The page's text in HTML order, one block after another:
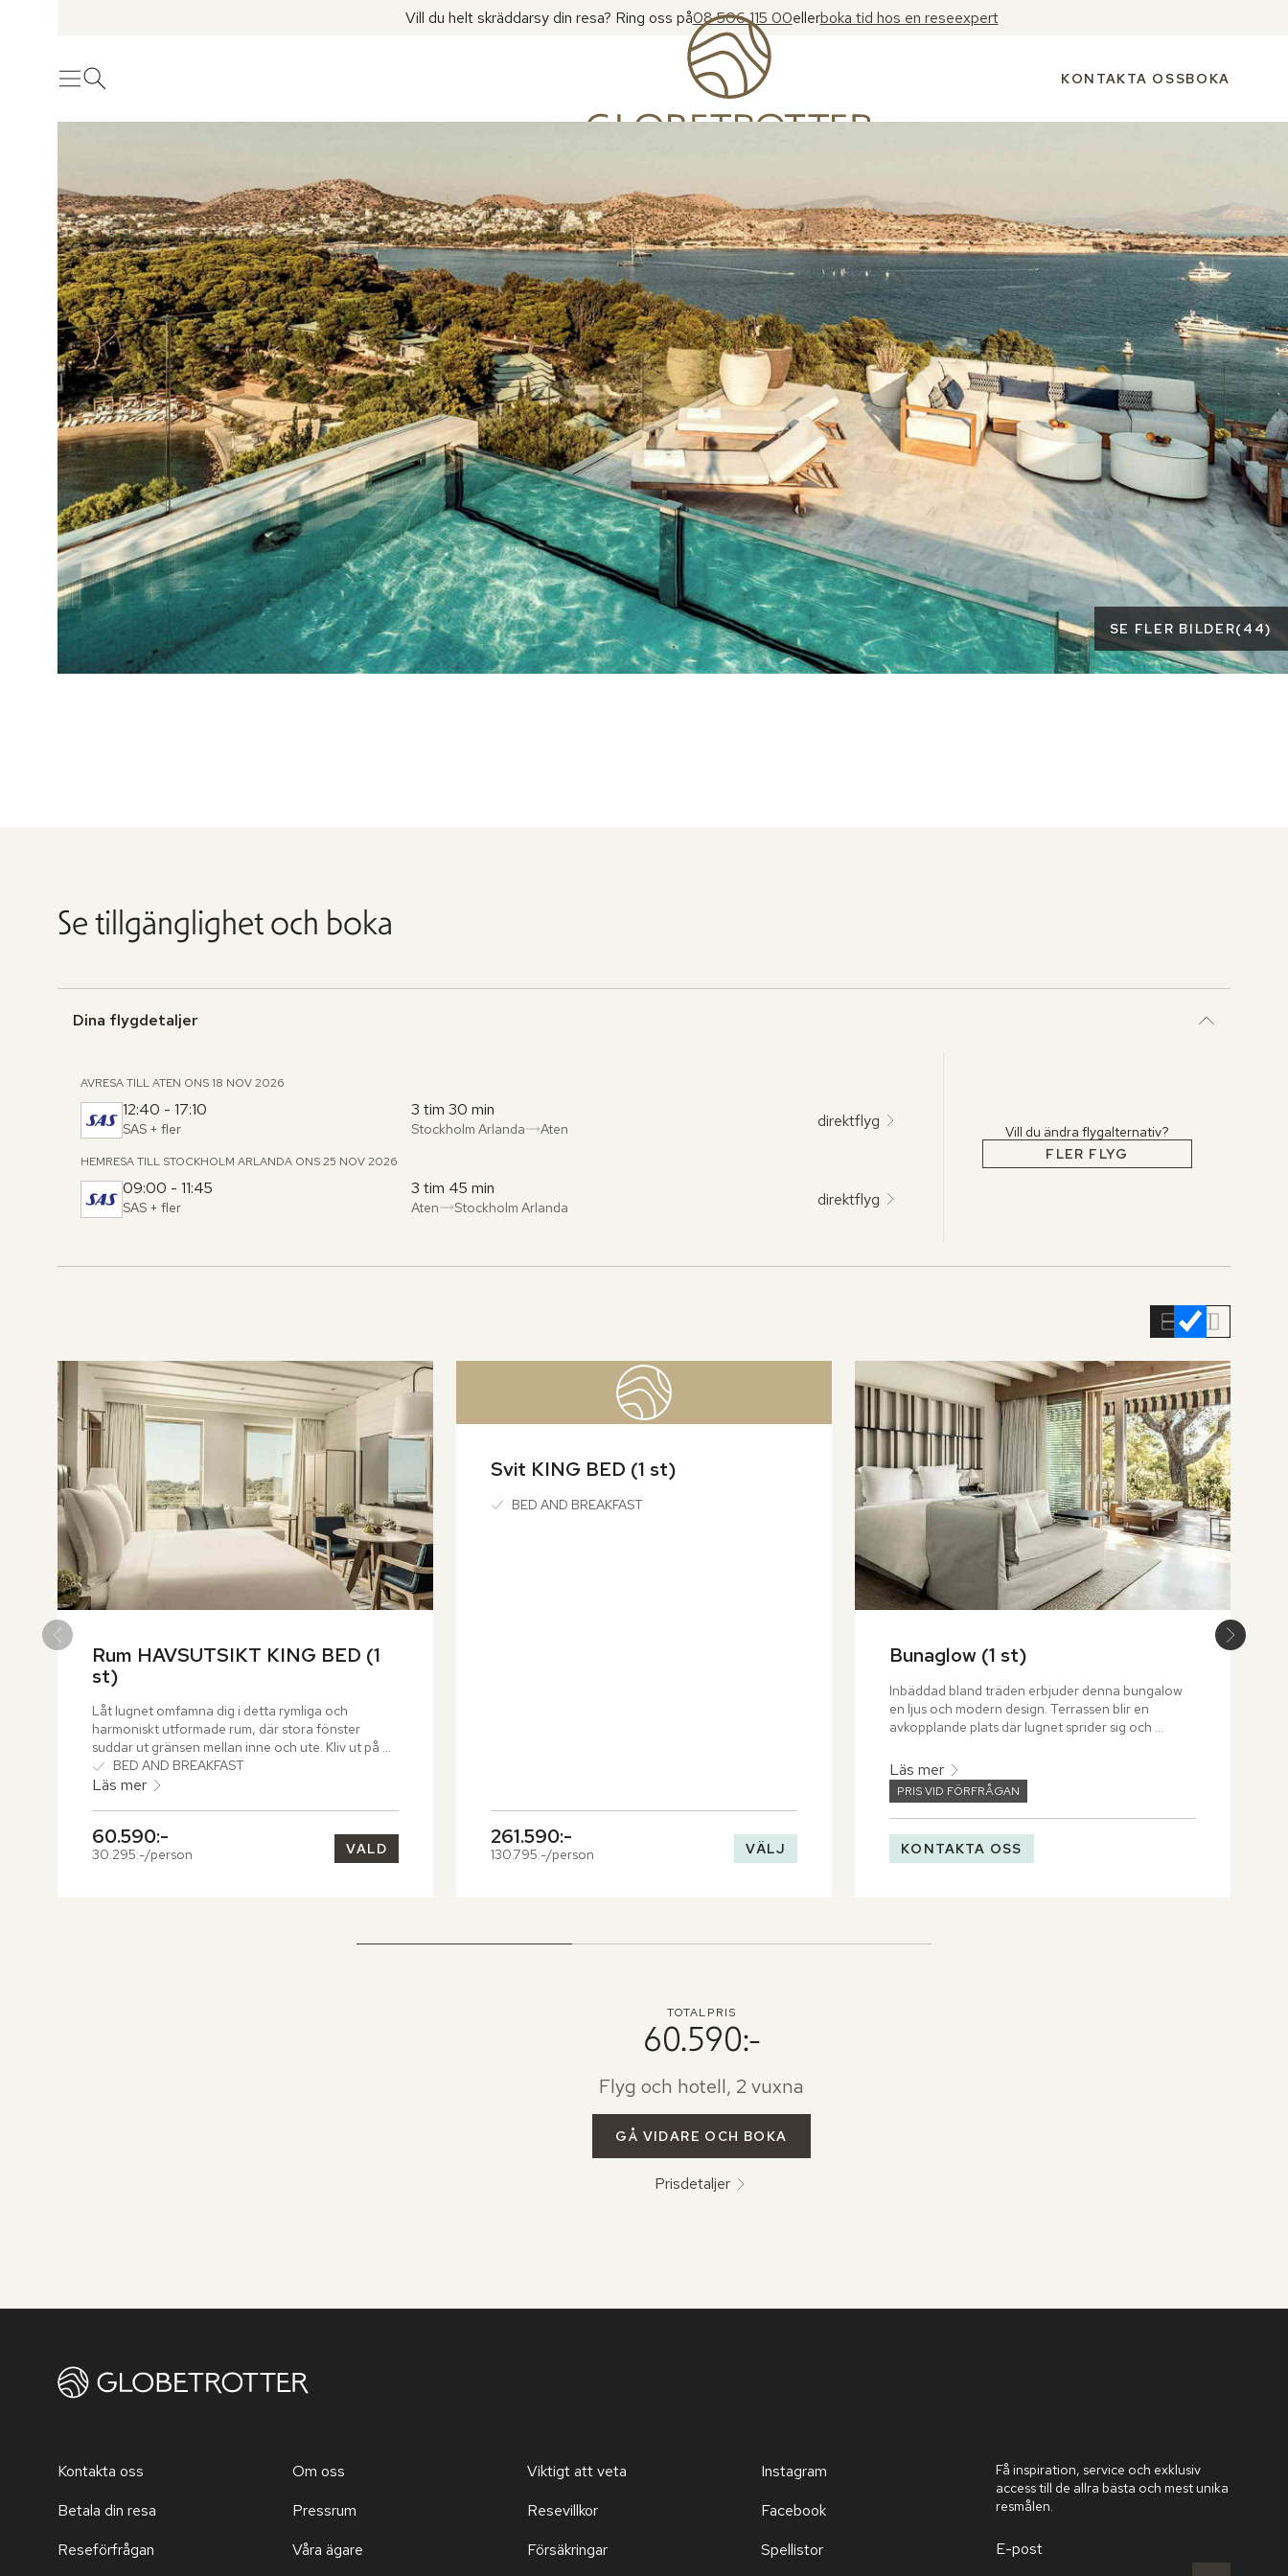
Vill du helt skräddarsy din resa? Ring oss på08 506 115 00ellerboka tid hos en reseexpert
MenyÖppna sök KONTAKTA OSSBOKA
Se fler bilder
SE FLER BILDER( 44)
Se tillgänglighet och boka
Dina flygdetaljer
AVRESA TILL ATEN ONS 18 NOV 2026
12:40 - 17:10
SAS + fler
3 tim 30 min
Från:
Stockholm Arlanda
,till: Aten direktflyg
HEMRESA TILL STOCKHOLM ARLANDA ONS 25 NOV 2026
09:00 - 11:45
SAS + fler
3 tim 45 min
Från:
Aten
,till: Stockholm Arlanda direktflyg
Vill du ändra flygalternativ?
FLER FLYG
Rum HAVSUTSIKT KING BED (1
st)
Låt lugnet omfamna dig i detta rymliga och
harmoniskt utformade rum, där stora fönster
suddar ut gränsen mellan inne och ute. Kliv ut på
den möblerade balkongen eller terrassen och
andas in doften av pinjeskogen medan du beundrar
BED AND BREAKFAST
Läs mer
60.590:-
30.295:-/person VALD
Svit KING BED (1 st)
BED AND BREAKFAST
261.590:-
130.795:-/person VÄLJ
Bunaglow (1 st)
Inbäddad bland träden erbjuder denna bungalow
en ljus och modern design. Terrassen blir en
avkopplande plats där lugnet sprider sig och
Läs mer
PRIS VID FÖRFRÅGAN
KONTAKTA OSS
TOTALPRIS
60.590:-
Flyg och hotell, 2 vuxna
GÅ VIDARE OCH BOKA
Prisdetaljer
Kontakta oss
Betala din resa
Reseförfrågan
Om oss
Pressrum
Våra ägare
Viktigt att veta
Resevillkor
Försäkringar
Instagram
Facebook
Spellistor
Få inspiration, service och exklusiv
access till de allra bästa och mest unika
resmålen.
E-post